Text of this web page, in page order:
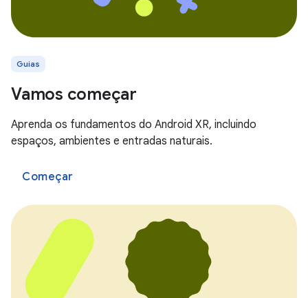
Guias
Vamos começar
Aprenda os fundamentos do Android XR, incluindo
espaços, ambientes e entradas naturais.
Começar